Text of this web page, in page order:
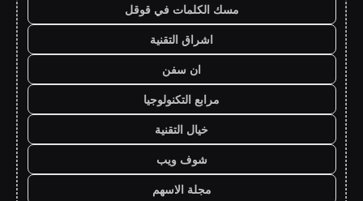
مسك الكلمات في قوقل
اشراق التقنية
ان سفن
مرابع التكنولوجيا
خيال التقنية
شوف ويب
مجلة الاسهم